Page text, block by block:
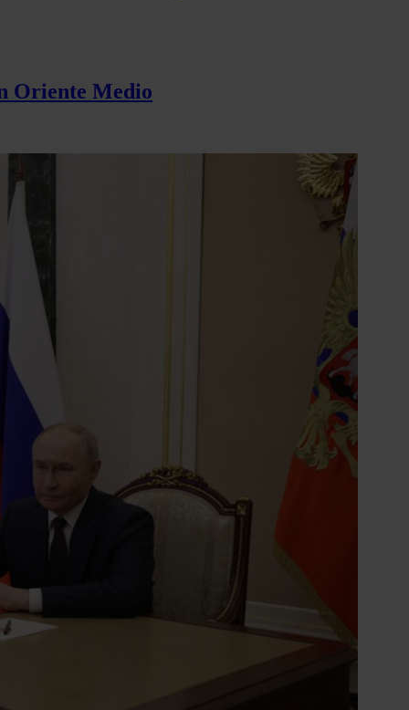
Oriente Medio